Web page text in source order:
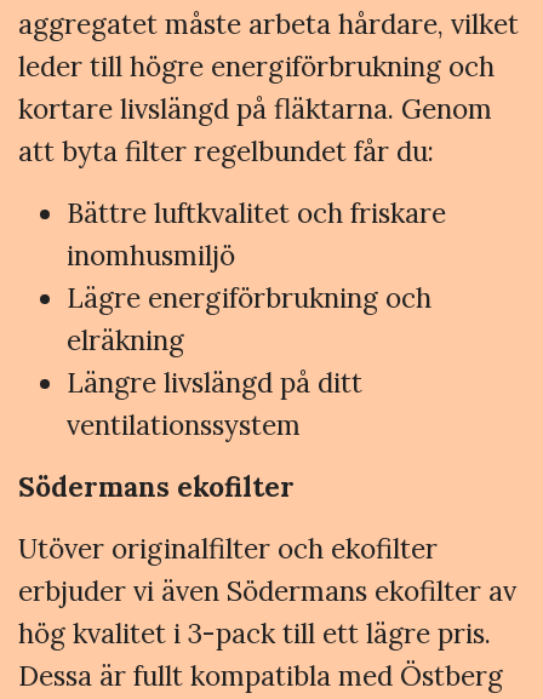
aggregatet måste arbeta hårdare, vilket
leder till högre energiförbrukning och
kortare livslängd på fläktarna. Genom
att byta filter regelbundet får du:
Bättre luftkvalitet och friskare
inomhusmiljö
Lägre energiförbrukning och
elräkning
Längre livslängd på ditt
ventilationssystem
Södermans ekofilter
Utöver originalfilter och ekofilter
erbjuder vi även Södermans ekofilter av
hög kvalitet i 3-pack till ett lägre pris.
Dessa är fullt kompatibla med Östberg